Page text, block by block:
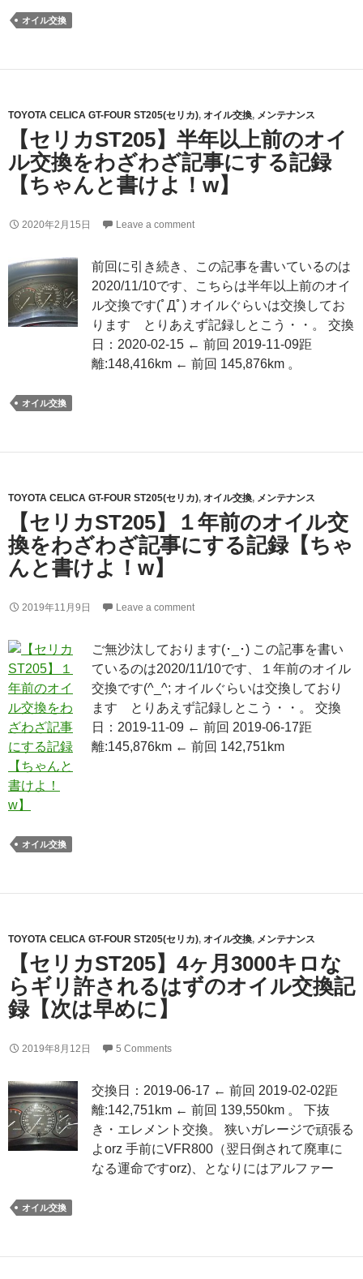
オイル交換
TOYOTA CELICA GT-FOUR ST205(セリカ), オイル交換, メンテナンス
【セリカST205】半年以上前のオイ
ル交換をわざわざ記事にする記録
【ちゃんと書けよ！w】
2020年2月15日 Leave a comment
前回に引き続き、この記事を書いているのは
2020/11/10です、こちらは半年以上前のオイ
ル交換です(ﾟДﾟ) オイルぐらいは交換してお
ります とりあえず記録しとこう・・。 交換
日：2020-02-15 ← 前回 2019-11-09距
離:148,416km ← 前回 145,876km 。
オイル交換
TOYOTA CELICA GT-FOUR ST205(セリカ), オイル交換, メンテナンス
【セリカST205】１年前のオイル交
換をわざわざ記事にする記録【ちゃ
んと書けよ！w】
2019年11月9日 Leave a comment
ご無沙汰しております(･_･) この記事を書い
ているのは2020/11/10です、１年前のオイル
交換です(^_^; オイルぐらいは交換しており
ます とりあえず記録しとこう・・。 交換
日：2019-11-09 ← 前回 2019-06-17距
離:145,876km ← 前回 142,751km
オイル交換
TOYOTA CELICA GT-FOUR ST205(セリカ), オイル交換, メンテナンス
【セリカST205】4ヶ月3000キロな
らギリ許されるはずのオイル交換記
録【次は早めに】
2019年8月12日 5 Comments
交換日：2019-06-17 ← 前回 2019-02-02距
離:142,751km ← 前回 139,550km 。 下抜
き・エレメント交換。 狭いガレージで頑張る
よorz 手前にVFR800（翌日倒されて廃車に
なる運命ですorz)、となりにはアルファー
オイル交換